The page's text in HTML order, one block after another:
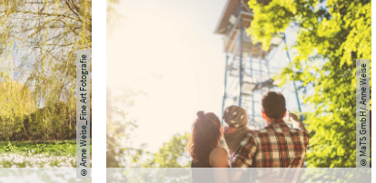
©
Anne Weise_Fine Art Fotografie ©
MaTS GmbH/ Anne Weise